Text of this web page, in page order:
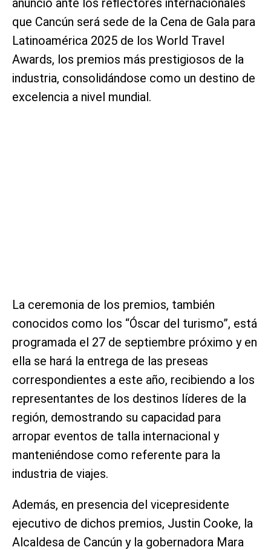
que Cancún será sede de la Cena de Gala para
Latinoamérica 2025 de los World Travel
Awards, los premios más prestigiosos de la
industria, consolidándose como un destino de
excelencia a nivel mundial.
La ceremonia de los premios, también
conocidos como los “Óscar del turismo”, está
programada el 27 de septiembre próximo y en
ella se hará la entrega de las preseas
correspondientes a este año, recibiendo a los
representantes de los destinos líderes de la
región, demostrando su capacidad para
arropar eventos de talla internacional y
manteniéndose como referente para la
industria de viajes.
Además, en presencia del vicepresidente
ejecutivo de dichos premios, Justin Cooke, la
Alcaldesa de Cancún y la gobernadora Mara